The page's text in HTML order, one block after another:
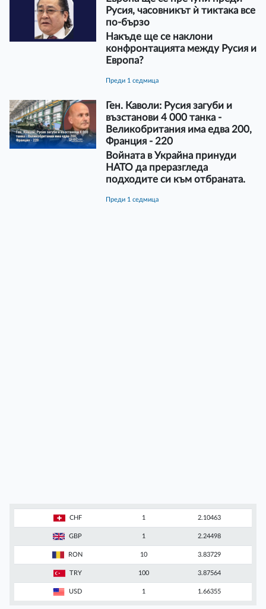
Русия, часовникът ѝ тиктака все
по-бързо
Накъде ще се наклони
конфронтацията между Русия и
Европа?
преди 1 седмица
Ген. Каволи: Русия загуби и
възстанови 4 000 танка -
Великобритания има едва 200,
Франция - 220
Войната в Украйна принуди
НАТО да преразгледа
подходите си към отбраната.
преди 1 седмица
CHF 1 2.10463
GBP 1 2.24498
RON 10 3.83729
TRY 100 3.87564
USD 1 1.66355